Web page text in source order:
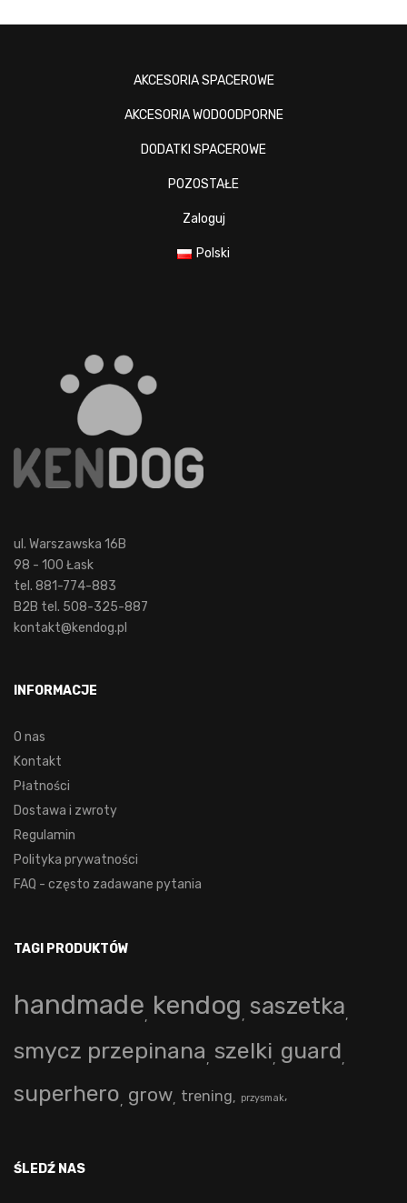
AKCESORIA SPACEROWE
AKCESORIA WODOODPORNE
DODATKI SPACEROWE
POZOSTAŁE
Zaloguj
Polski
ul. Warszawska 16B
98 - 100 Łask
tel. 881-774-883
B2B tel. 508-325-887
kontakt@kendog.pl
INFORMACJE
O nas
Kontakt
Płatności
Dostawa i zwroty
Regulamin
Polityka prywatności
FAQ - często zadawane pytania
TAGI PRODUKTÓW
handmade kendog saszetka
smycz przepinana szelki guard
superhero grow trening przysmak
ŚLEDŹ NAS